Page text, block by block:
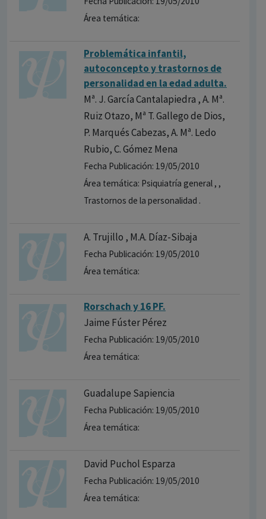
Área temática:
Problemática infantil,
autoconcepto y trastornos de
personalidad en la edad adulta.
Mª. J. García Cantalapiedra , A. Mª.
Ruiz Otazo, Mª T. Gallego de Dios,
P. Marqués Cabezas, A. Mª. Ledo
Rubio, C. Gómez Mena
Fecha Publicación: 19/05/2010
Área temática: Psiquiatría general , ,
Trastornos de la personalidad .
A. Trujillo , M.A. Díaz-Sibaja
Fecha Publicación: 19/05/2010
Área temática:
Rorschach y 16 PF.
Jaime Fúster Pérez
Fecha Publicación: 19/05/2010
Área temática:
Guadalupe Sapiencia
Fecha Publicación: 19/05/2010
Área temática:
David Puchol Esparza
Fecha Publicación: 19/05/2010
Área temática: